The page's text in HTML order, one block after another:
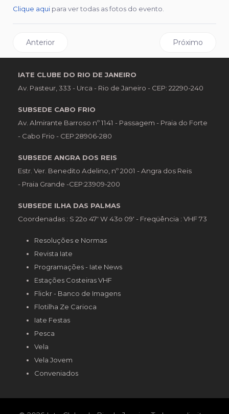
Clique aqui para ver todas as fotos do evento.
Artigo anterior: Torneio de Pesca de Cais 2025:
Anterior Próximo
Próximo
IATE CLUBE DO RIO DE JANEIRO
Av. Pasteur, 333 - Urca - Rio de Janeiro - CEP: 22290-240
SUBSEDE CABO FRIO
Av. Almirante Barroso nº 1141 - Passagem - Praia do Forte
- Cabo Frio - CEP:28906-280
SUBSEDE ANGRA DOS REIS
Estr. Ver. Benedito Adelino, nº 2001 - Angra dos Reis
- Praia Grande -CEP:23909-200
SUBSEDE ILHA DAS PALMAS
Coordenadas : S 22o 47' W 43o 09' - Freqüência : VHF 73
Resoluções e Normas
Revista Iate
Programações - Iate News
Estações Costeiras VHF
Flickr - Banco de Imagens
Flotilha Ze Carioca
Iate Festas
Pesca
Vela
Vela Jovem
Conveniados